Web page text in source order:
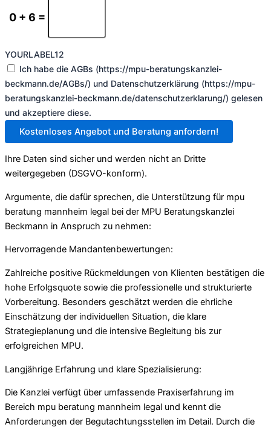
0 + 6 =
YOURLABEL12
Ich habe die AGBs (https://mpu-beratungskanzlei-
beckmann.de/AGBs/) und Datenschutzerklärung (https://mpu-
beratungskanzlei-beckmann.de/datenschutzerklarung/) gelesen
und akzeptiere diese.
Kostenloses Angebot und Beratung anfordern!
Ihre Daten sind sicher und werden nicht an Dritte
weitergegeben (DSGVO-konform).
Argumente, die dafür sprechen, die Unterstützung für mpu
beratung mannheim legal bei der MPU Beratungskanzlei
Beckmann in Anspruch zu nehmen:
Hervorragende Mandantenbewertungen:
Zahlreiche positive Rückmeldungen von Klienten bestätigen die
hohe Erfolgsquote sowie die professionelle und strukturierte
Vorbereitung. Besonders geschätzt werden die ehrliche
Einschätzung der individuellen Situation, die klare
Strategieplanung und die intensive Begleitung bis zur
erfolgreichen MPU.
Langjährige Erfahrung und klare Spezialisierung:
Die Kanzlei verfügt über umfassende Praxiserfahrung im
Bereich mpu beratung mannheim legal und kennt die
Anforderungen der Begutachtungsstellen im Detail. Durch die